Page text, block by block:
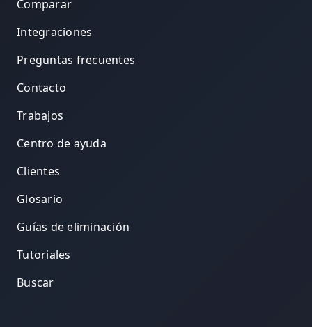
Comparar
Integraciones
Preguntas frecuentes
Contacto
Trabajos
Centro de ayuda
Clientes
Glosario
Guías de eliminación
Tutoriales
Buscar